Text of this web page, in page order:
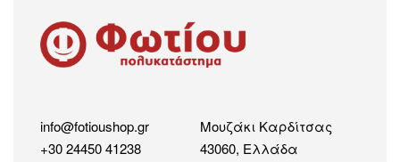
info@fotioushop.gr
+30 24450 41238
Μουζάκι Καρδίτσας
43060, Ελλάδα